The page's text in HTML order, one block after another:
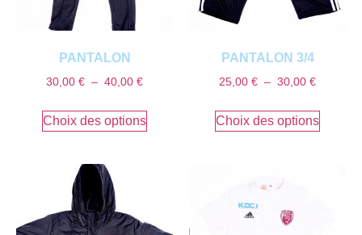
PANTALON
30,00 € – 40,00 €
Choix des options
PANTALON 3/4
25,00 € – 30,00 €
Choix des options